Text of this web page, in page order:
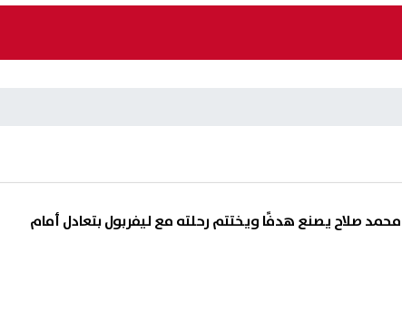
صلاح يصنع هدفًا ويختتم رحلته مع ليفربول بتعادل أمام